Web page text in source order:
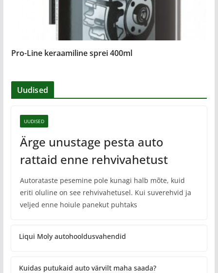
Pro-Line keraamiline sprei 400ml
Uudised
UUDISED
Ärge unustage pesta auto
rattaid enne rehvivahetust
Autorataste pesemine pole kunagi halb mõte, kuid
eriti oluline on see rehvivahetusel. Kui suverehvid ja
veljed enne hoiule panekut puhtaks
Liqui Moly autohooldusvahendid
Kuidas putukaid auto värvilt maha saada?